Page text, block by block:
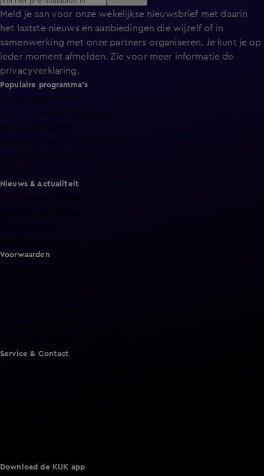
Meld je aan voor onze wekelijkse nieuwsbrief met daarin
het laatste nieuws en aanbiedingen die wijzelf of in
samenwerking met onze partners organiseren. Je kunt je op
ieder moment afmelden. Zie voor meer informatie de
privacyverklaring.
Populaire programma's
De Bondgenoten
A.S.S. - Anti Survival Show
De Oranjezomer
Mi Dushi: wat is dan liefde?
Nieuws & Actualiteit
Voorwaarden
Service & Contact
Download de KIJK app